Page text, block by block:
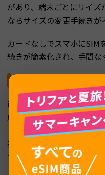
があり、端末ごとにサイ
ならサイズの変更手続きが
カードなしでスマホにSIM
続きが簡素化され、手間
複数の回線を1つのス
iPhone14のSIMスロットは
応しているため、eSIMを
ます。複数のキャリアの
番号の使い分けや通信障害
す。